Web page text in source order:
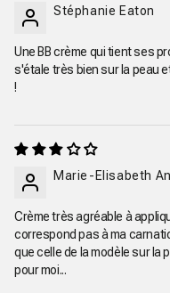
Stéphanie Eaton
Une BB crème qui tient ses
s'étale très bien sur la peau
!
Marie-Elisabeth
Crème très agréable à
correspond pas à ma
que celle de la modèle sur
pour moi...